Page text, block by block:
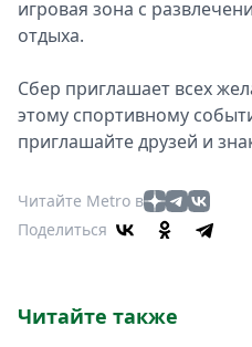
игровая зона с
отдыха.
Сбер приглашает всех
этому спортивному
приглашайте друзей и
Читайте Metro в
Поделиться
Читайте также